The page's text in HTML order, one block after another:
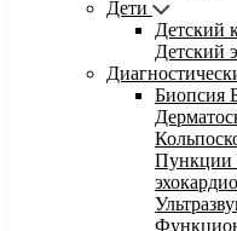
Дети
Детский
Детский
Биопсия
Пункции